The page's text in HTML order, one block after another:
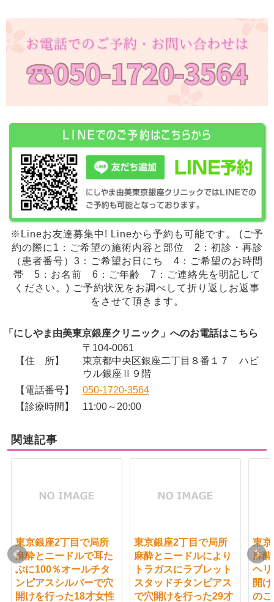
※Lineお友達募集中! Lineから予約も可能です。 (ご予
約の際に1：ご希望の施術内容と部位 2：初診・再診
（患者番号）3：ご希望お日にち 4：ご希望のお時間
帯 5：お名前 6：ご年齢 7：ご連絡先を明記して
ください。) ご予約状況をお調べして折り返しお返事
をさせて頂きます。
「にしやま由美東京銀座クリニック」へのお電話はこちら
【住 所】
〒104-0061
東京都中央区銀座二丁目８番１７ ハビ
ウル銀座Ⅱ９階
【電話番号】
050-1720-3564
【診療時間】
11:00～20:00
関連記事
東京銀座2丁目で局所
麻酔とニードルで耳た
ぶに100％オールチタ
ンピアスシルバーで穴
開けを行った18才女性
東京銀座2丁目で局所
麻酔とニードルにより
トラガスにラブレット
スタッドチタンピアス
で穴開けを行った29才
東
麻
ヘ
開
の